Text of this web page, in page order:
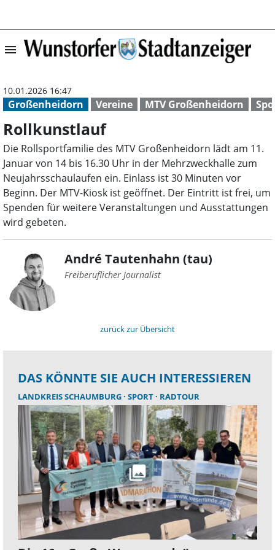
menu Rollkunstlauf |
Großenheidorn Vereine MTV Großenheidorn
10.01.2026 16:47
Rollkunstlauf
Die Rollsportfamilie des MTV Großenheidorn lädt am 11.
Januar von 14 bis 16.30 Uhr in der Mehrzweckhalle zum
Neujahrsschaulaufen ein. Einlass ist 30 Minuten vor
Beginn. Der MTV-Kiosk ist geöffnet. Der Eintritt ist frei, um
Spenden für weitere Veranstaltungen und Ausstattungen
wird gebeten.
André Tautenhahn (tau)
Freiberuflicher Journalist
zurück zur Übersicht
DAS KÖNNTE SIE AUCH INTERESSIEREN
LANDKREIS SCHAUMBURG SPORT RADTOUR